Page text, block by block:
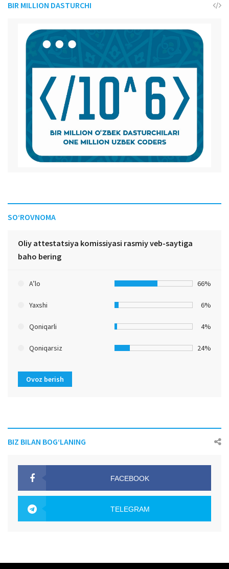
BIR MILLION DASTURCHI
SO‘ROVNOMA
Oliy attestatsiya komissiyasi rasmiy veb-saytiga
baho bering
A’lo 66%
Yaxshi 6%
Qoniqarli 4%
Qoniqarsiz 24%
Ovoz berish
BIZ BILAN BOG‘LANING
FACEBOOK
TELEGRAM